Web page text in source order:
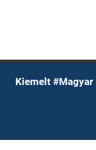
Kiemelt #Magyar